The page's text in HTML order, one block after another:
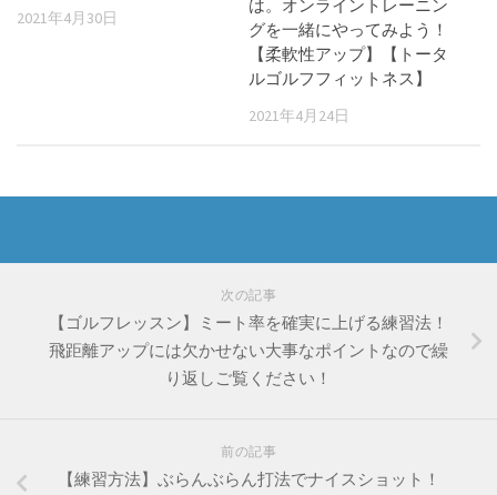
2021年4月30日
は。オンライントレーニン
グを一緒にやってみよう！
【柔軟性アップ】【トータ
ルゴルフフィットネス】
2021年4月24日
次の記事
【ゴルフレッスン】ミート率を確実に上げる練習法！
飛距離アップには欠かせない大事なポイントなので繰
り返しご覧ください！
前の記事
【練習方法】ぶらんぶらん打法でナイスショット！